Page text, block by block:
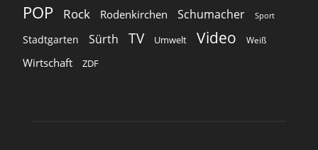
POP Rock Rodenkirchen Schumacher Sport
Stadtgarten Sürth TV Umwelt Video Weiß
Wirtschaft ZDF